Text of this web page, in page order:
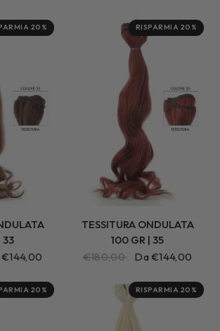
20%
33
RISPARMIA 20%
TESSITURA ONDULATA
100 GR | 35
€180,00 Da €144,00
20% RISPARMIA 20%